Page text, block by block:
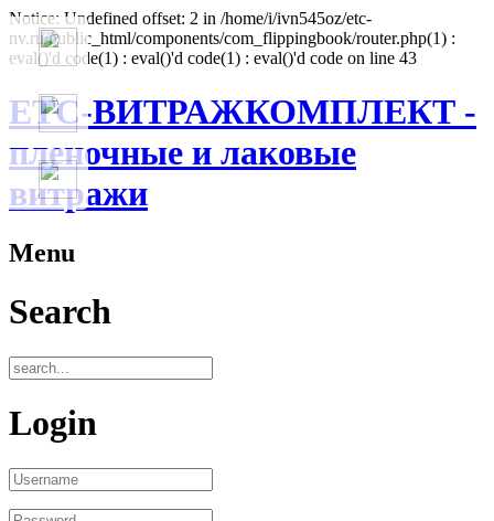
Notice: Undefined offset: 2 in /home/i/ivn545oz/etc-
nv.ru/public_html/components/com_flippingbook/router.php(1) :
eval()'d code(1) : eval()'d code(1) : eval()'d code on line 43
ЕТС-ВИТРАЖКОМПЛЕКТ -
пленочные и лаковые
витражи
Menu
Search
Login